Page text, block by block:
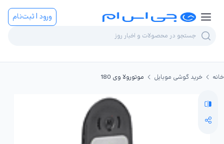
ورود | ثبت‌نام
خانه خرید گوشی موبایل موتورولا وی 180